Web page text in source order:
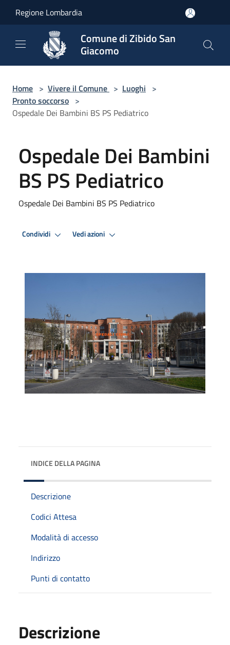
Regione Lombardia
Comune di Zibido San
Giacomo
Home > Vivere il Comune > Luoghi >
Pronto soccorso >
Ospedale Dei Bambini BS PS Pediatrico
Ospedale Dei Bambini
BS PS Pediatrico
Ospedale Dei Bambini BS PS Pediatrico
Condividi Vedi azioni
INDICE DELLA PAGINA
Descrizione
Codici Attesa
Modalità di accesso
Indirizzo
Punti di contatto
Descrizione